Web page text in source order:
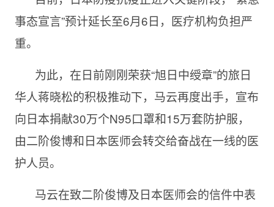
事态宣言”预计延长至6月6日，医疗机构负担严
重。
为此，在日前刚刚荣获“旭日中绶章”的旅日
华人蒋晓松的积极推动下，马云再度出手，宣布
向日本捐献30万个N95口罩和15万套防护服，
由二阶俊博和日本医师会转交给奋战在一线的医
护人员。
马云在致二阶俊博及日本医师会的信件中表